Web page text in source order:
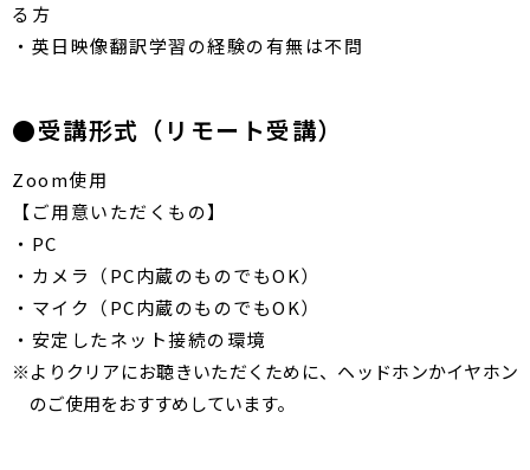
る方
・英日映像翻訳学習の経験の有無は不問
●受講形式（リモート受講）
Zoom使用
【ご用意いただくもの】
・PC
・カメラ（PC内蔵のものでもOK）
・マイク（PC内蔵のものでもOK）
・安定したネット接続の環境
※よりクリアにお聴きいただくために、ヘッドホンかイヤホン
のご使用をおすすめしています。